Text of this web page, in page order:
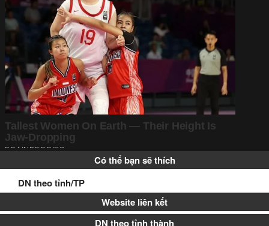
Có thể bạn sẽ thích
DN theo tỉnh/TP
Website liên kết
DN theo tỉnh thành